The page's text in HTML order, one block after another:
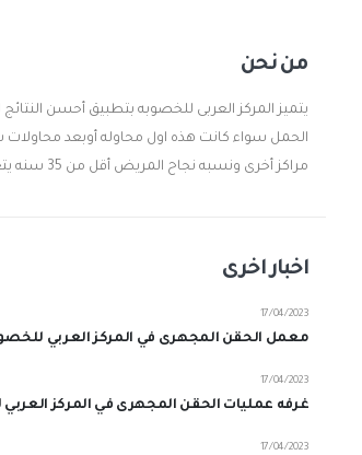
من نحن
يتميز المركز العربى للخصوبه بتطبيق أحسن
الحمل سواء كانت هذه اول محاوله أوبعد محاولات
مراكز أخرى ونسبه نجاح المريض أقل من 35 سنه يتعدى %50.
اخبار اخرى
معمل الحقن المجهرى في المركز العربي
17/04/2023
غرفه عمليات الحقن المجهرى في المركز
17/04/2023
17/04/2023